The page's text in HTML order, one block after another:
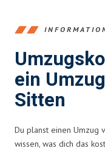
ein
Sitten
Du planst einen Umzug
wissen, was dich das